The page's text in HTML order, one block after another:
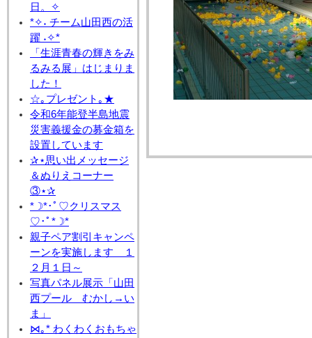
日。✧
*✧˖ チーム山田西の活
躍 ˖✧*
「生涯青春の輝きをみ
るみる展」はじまりま
した！
☆｡プレゼント｡★
令和6年能登半島地震
災害義援金の募金箱を
設置しています
✰⋆思い出メッセージ
＆ぬりえコーナー
③⋆✰
*☽*･ﾟ♡クリスマス
♡･ﾟ*☽*
親子ペア割引キャンペ
ーンを実施します １
２月１日～
写真パネル展示「山田
西プール むかし→い
ま」
⋈｡* わくわくおもちゃ